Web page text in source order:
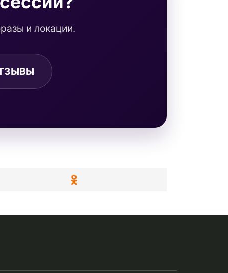
и локации.